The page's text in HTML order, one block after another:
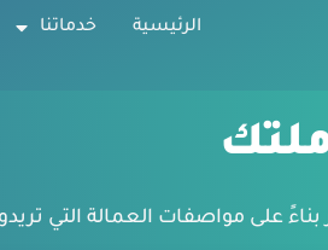
الرئيسية خدماتنا
على مواصفات العمالة التي